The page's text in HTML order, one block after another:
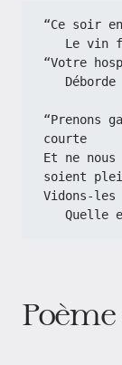
“Ce soir
Le
“Votre
“Prenons
courte
Et ne nous
soient
Vidons-